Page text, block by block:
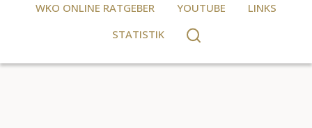
WKO ONLINE RATGEBER
YOUTUBE
LINKS
STATISTIK